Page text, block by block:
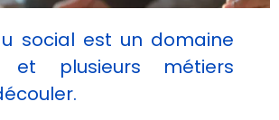
social est un domaine
plusieurs métiers